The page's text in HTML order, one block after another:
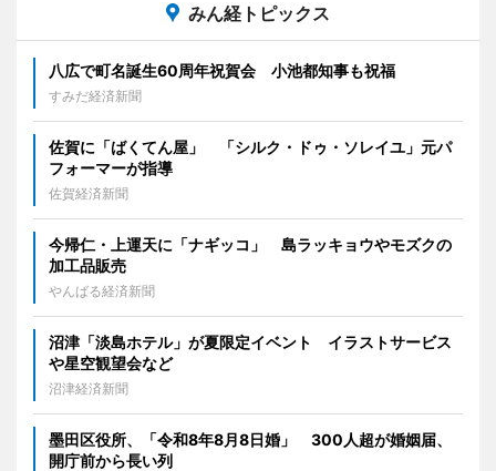
みん経トピックス
八広で町名誕生60周年祝賀会 小池都知事も祝福
すみだ経済新聞
佐賀に「ばくてん屋」 「シルク・ドゥ・ソレイユ」元パ
フォーマーが指導
佐賀経済新聞
今帰仁・上運天に「ナギッコ」 島ラッキョウやモズクの
加工品販売
やんばる経済新聞
沼津「淡島ホテル」が夏限定イベント イラストサービス
や星空観望会など
沼津経済新聞
墨田区役所、「令和8年8月8日婚」 300人超が婚姻届、
開庁前から長い列